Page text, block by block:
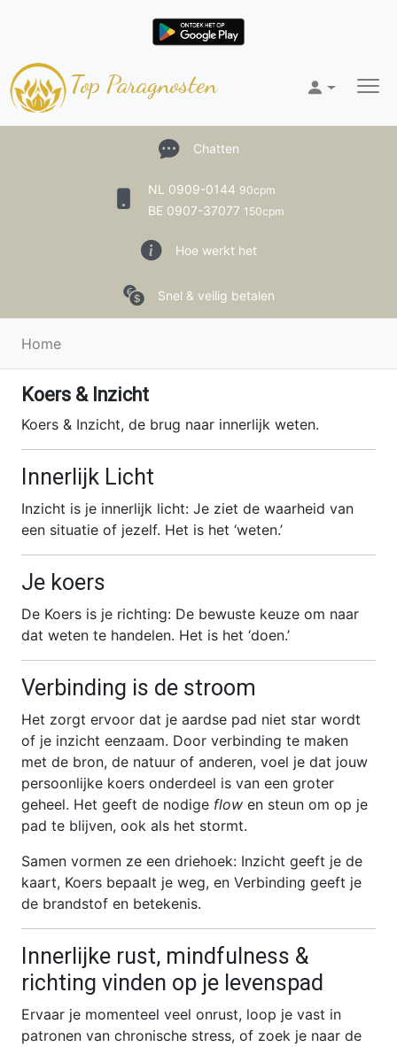
Top Paragnosten
Chatten
NL 0909-0144 90cpm
BE 0907-37077 150cpm
Hoe werkt het
Snel & veilig betalen
Home
Koers & Inzicht
Koers & Inzicht, de brug naar innerlijk weten.
Innerlijk Licht
Inzicht is je innerlijk licht: Je ziet de waarheid van
een situatie of jezelf. Het is het ‘weten.’
Je koers
De Koers is je richting: De bewuste keuze om naar
dat weten te handelen. Het is het ‘doen.’
Verbinding is de stroom
Het zorgt ervoor dat je aardse pad niet star wordt
of je inzicht eenzaam. Door verbinding te maken
met de bron, de natuur of anderen, voel je dat jouw
persoonlijke koers onderdeel is van een groter
geheel. Het geeft de nodige flow en steun om op je
pad te blijven, ook als het stormt.
Samen vormen ze een driehoek: Inzicht geeft je de
kaart, Koers bepaalt je weg, en Verbinding geeft je
de brandstof en betekenis.
Innerlijke rust, mindfulness &
richting vinden op je levenspad
Ervaar je momenteel veel onrust, loop je vast in
patronen van chronische stress, of zoek je naar de